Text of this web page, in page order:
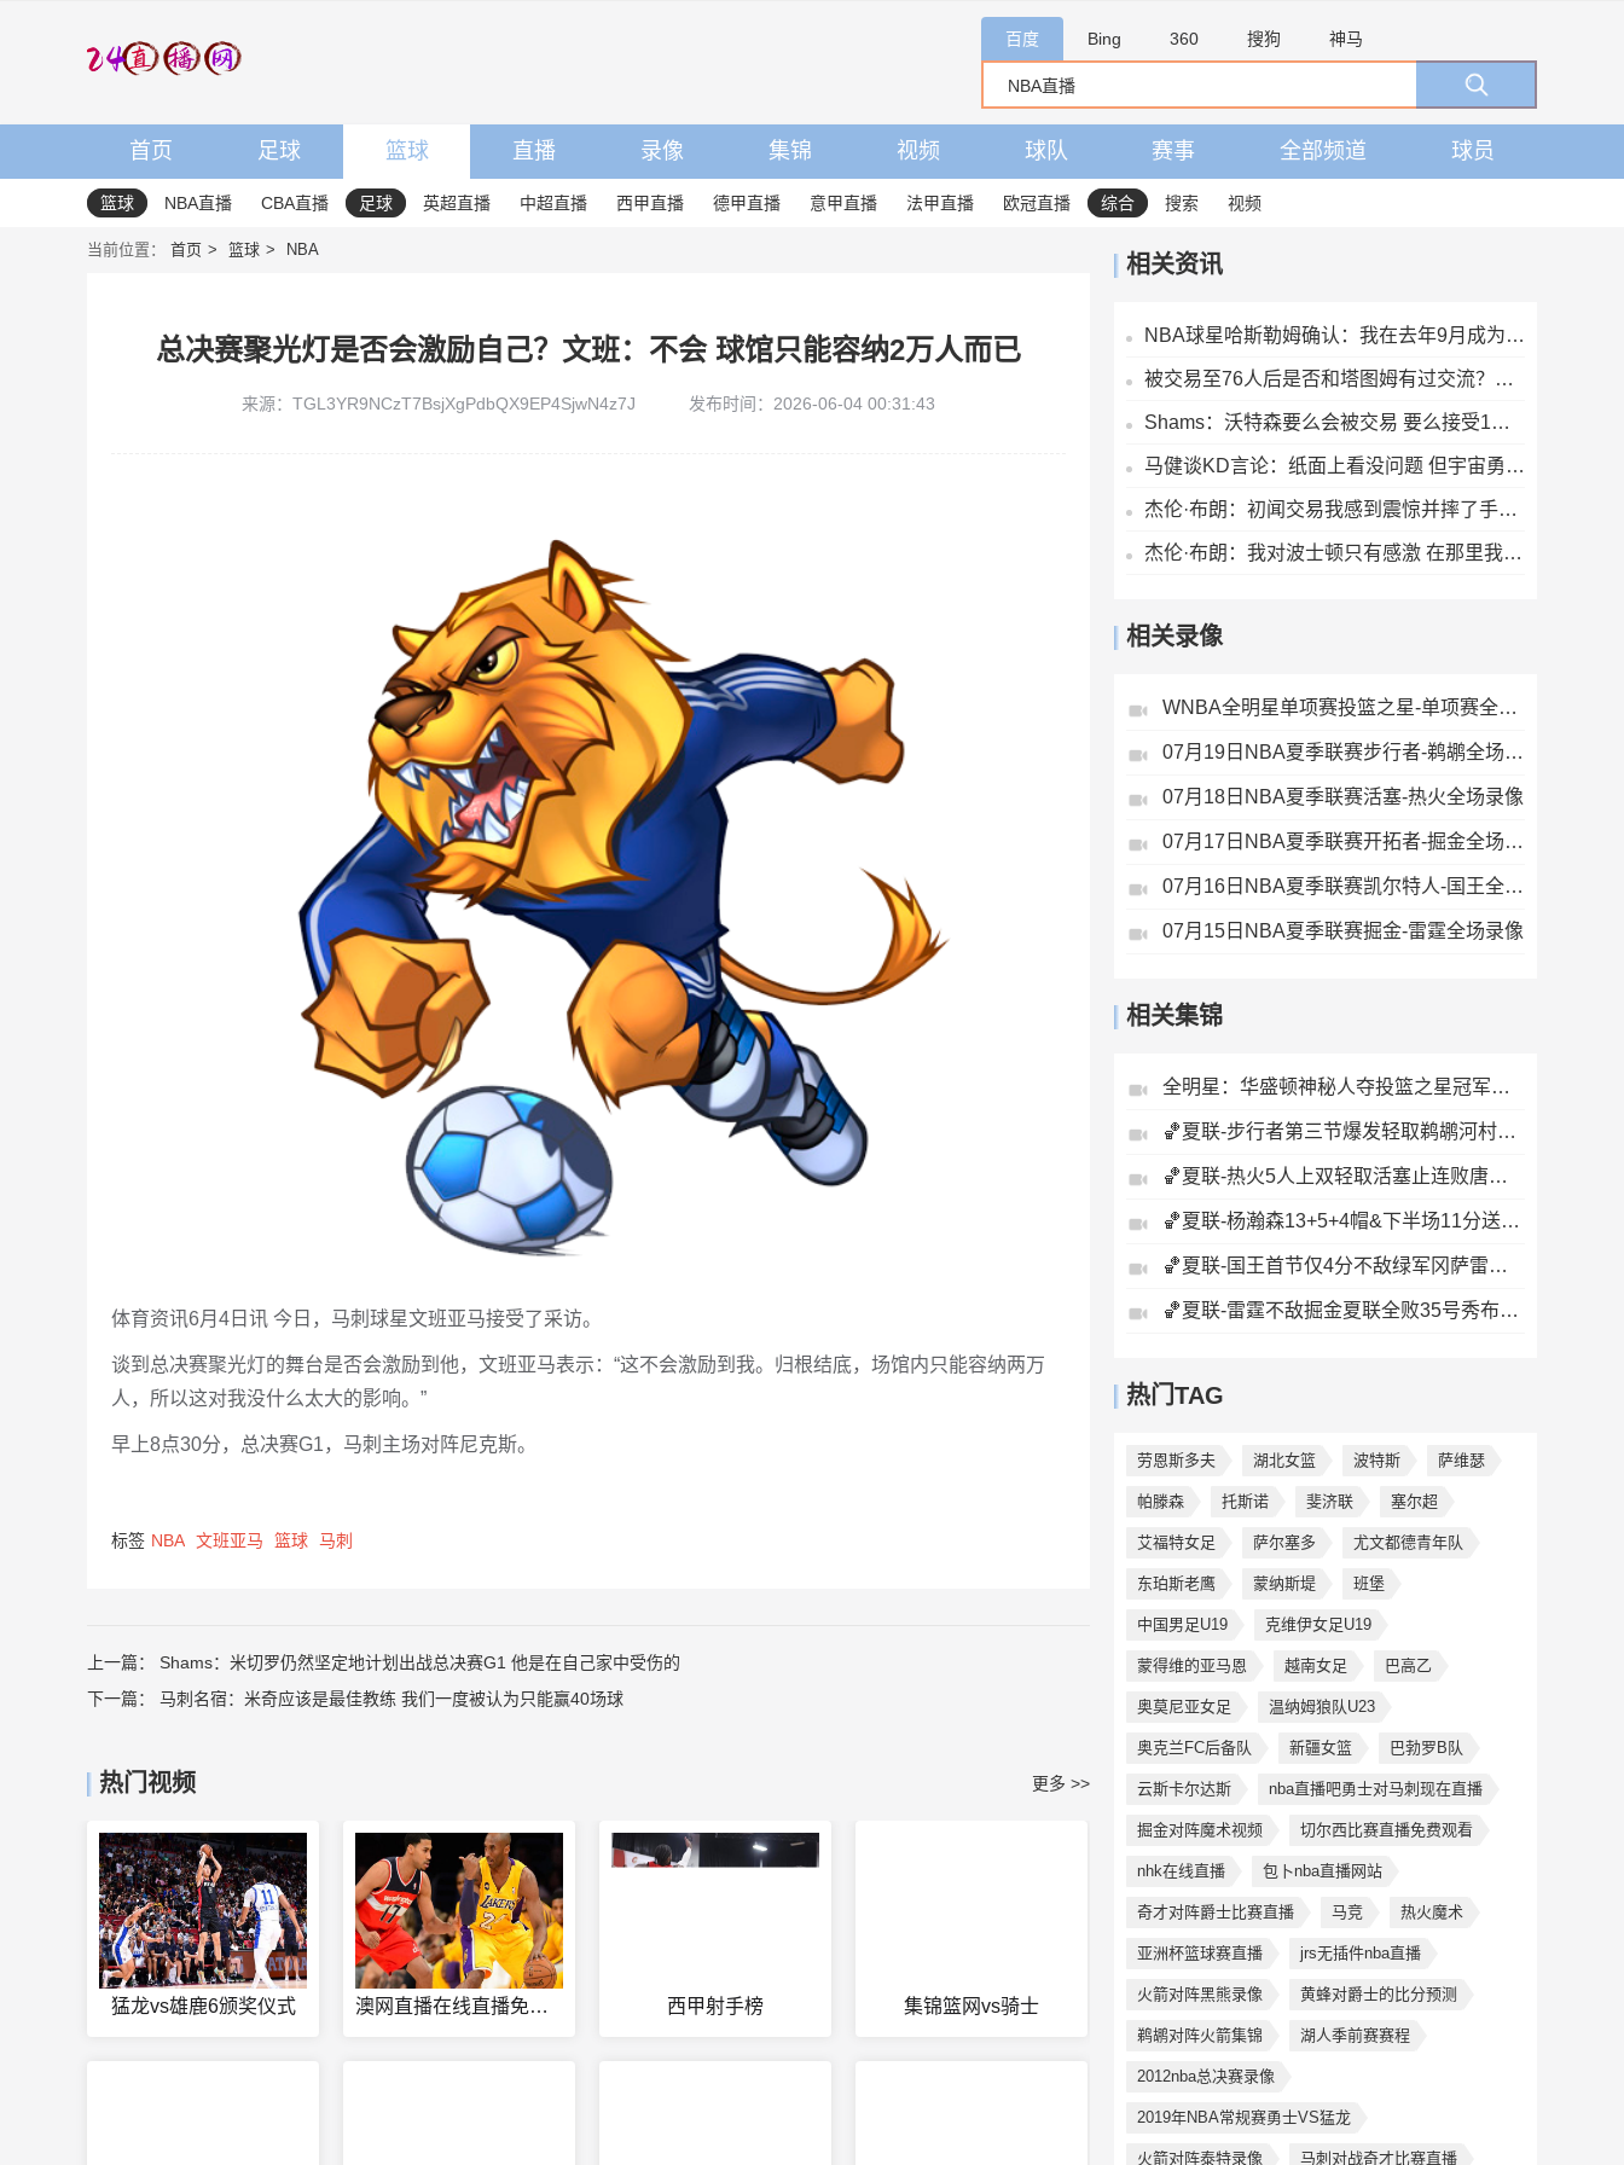
百度 Bing 360 搜狗 神马
首页 足球 篮球 直播 录像 集锦 视频 球队 赛事 全部频道 球员
篮球 NBA直播 CBA直播 足球 英超直播 中超直播 西甲直播 德甲直播 意甲直播 法甲直播 欧冠直播 综合 搜索 视频
当前位置： 首页 篮球 NBA
总决赛聚光灯是否会激励自己？文班：不会 球馆只能容纳2万人而已
来源：TGL3YR9NCzT7BsjXgPdbQX9EP4SjwN4z7J 发布时间：2026-06-04 00:31:43
体育资讯6月4日讯 今日，马刺球星文班亚马接受了采访。
谈到总决赛聚光灯的舞台是否会激励到他，文班亚马表示：“这不会激励到我。归根结底，场馆内只能容纳两万
人，所以这对我没什么太大的影响。”
早上8点30分，总决赛G1，马刺主场对阵尼克斯。
标签 NBA 文班亚马 篮球 马刺
上一篇： Shams：米切罗仍然坚定地计划出战总决赛G1 他是在自己家中受伤的
下一篇： 马刺名宿：米奇应该是最佳教练 我们一度被认为只能赢40场球
热门视频 更多 >>
猛龙vs雄鹿6颁奖仪式 澳网直播在线直播免费观看 西甲射手榜 集锦篮网vs骑士
相关资讯
NBA球星哈斯勒姆确认：我在去年9月成为伊普斯维奇少数股东
被交易至76人后是否和塔图姆有过交流？杰伦·布朗：没怎么聊过
Shams：沃特森要么会被交易 要么接受1年650万的资质报价留队
马健谈KD言论：纸面上看没问题 但宇宙勇综合实力高目前76人一档
杰伦·布朗：初闻交易我感到震惊并摔了手机 马克西第一个联系我
杰伦·布朗：我对波士顿只有感激 在那里我成长为一个真正的男人
相关录像
WNBA全明星单项赛投篮之星-单项赛全场录像
07月19日NBA夏季联赛步行者-鹈鹕全场录像
07月18日NBA夏季联赛活塞-热火全场录像
07月17日NBA夏季联赛开拓者-掘金全场录像
07月16日NBA夏季联赛凯尔特人-国王全场录像
07月15日NBA夏季联赛掘金-雷霆全场录像
相关集锦
全明星：华盛顿神秘人夺投篮之星冠军！福德夺得三分大赛冠军！
🏀夏联-步行者第三节爆发轻取鹈鹕河村勇辉5+5+12斯劳森22分
🏀夏联-热火5人上双轻取活塞止连败唐纳森20+8+10奥科里27分
🏀夏联-杨瀚森13+5+4帽&下半场11分送惊艳妙传开拓者力克掘金
🏀夏联-国王首节仅4分不敌绿军冈萨雷斯24+10+5塞纳克10+12
🏀夏联-雷霆不敌掘金夏联全败35号秀布拉齐尔32+6马拉14+7+6
热门TAG
劳恩斯多夫 湖北女篮 波特斯 萨维瑟
帕滕森 托斯诺 斐济联 塞尔超
艾福特女足 萨尔塞多 尤文都德青年队
东珀斯老鹰 蒙纳斯堤 班堡
中国男足U19 克维伊女足U19
蒙得维的亚马恩 越南女足 巴高乙
奥莫尼亚女足 温纳姆狼队U23
奥克兰FC后备队 新疆女篮 巴勃罗B队
云斯卡尔达斯 nba直播吧勇士对马刺现在直播
掘金对阵魔术视频 切尔西比赛直播免费观看
nhk在线直播 包卜nba直播网站
奇才对阵爵士比赛直播 马竞 热火魔术
亚洲杯篮球赛直播 jrs无插件nba直播
火箭对阵黑熊录像 黄蜂对爵士的比分预测
鹈鹕对阵火箭集锦 湖人季前赛赛程
2012nba总决赛录像
2019年NBA常规赛勇士VS猛龙
火箭对阵泰特录像 马刺对战奇才比赛直播